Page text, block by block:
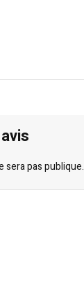
sera pas publique.